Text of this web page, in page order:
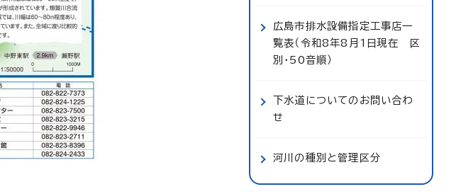
広島市排水設備指定工事店一
覧表（令和8年8月1日現在 区
別・50音順）
下水道についてのお問い合わ
せ
河川の種別と管理区分